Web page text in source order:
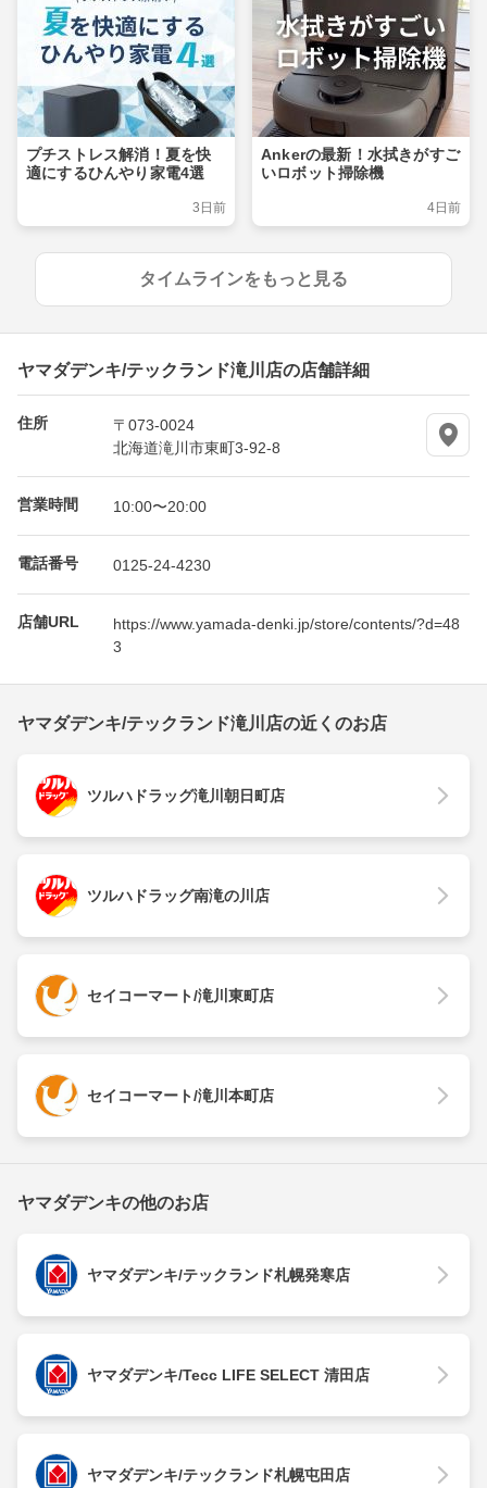
プチストレス解消！夏を快
適にするひんやり家電4選
3日前
Ankerの最新！水拭きがすご
いロボット掃除機
4日前
タイムラインをもっと見る
ヤマダデンキ/テックランド滝川店の店舗詳細
住所
〒073-0024
北海道滝川市東町3-92-8
営業時間 10:00〜20:00
電話番号 0125-24-4230
店舗URL
https://www.yamada-denki.jp/store/contents/?d=48
3
ヤマダデンキ/テックランド滝川店の近くのお店
ツルハドラッグ滝川朝日町店
ツルハドラッグ南滝の川店
セイコーマート/滝川東町店
セイコーマート/滝川本町店
ヤマダデンキの他のお店
ヤマダデンキ/テックランド札幌発寒店
ヤマダデンキ/Tecc LIFE SELECT 清田店
ヤマダデンキ/テックランド札幌屯田店